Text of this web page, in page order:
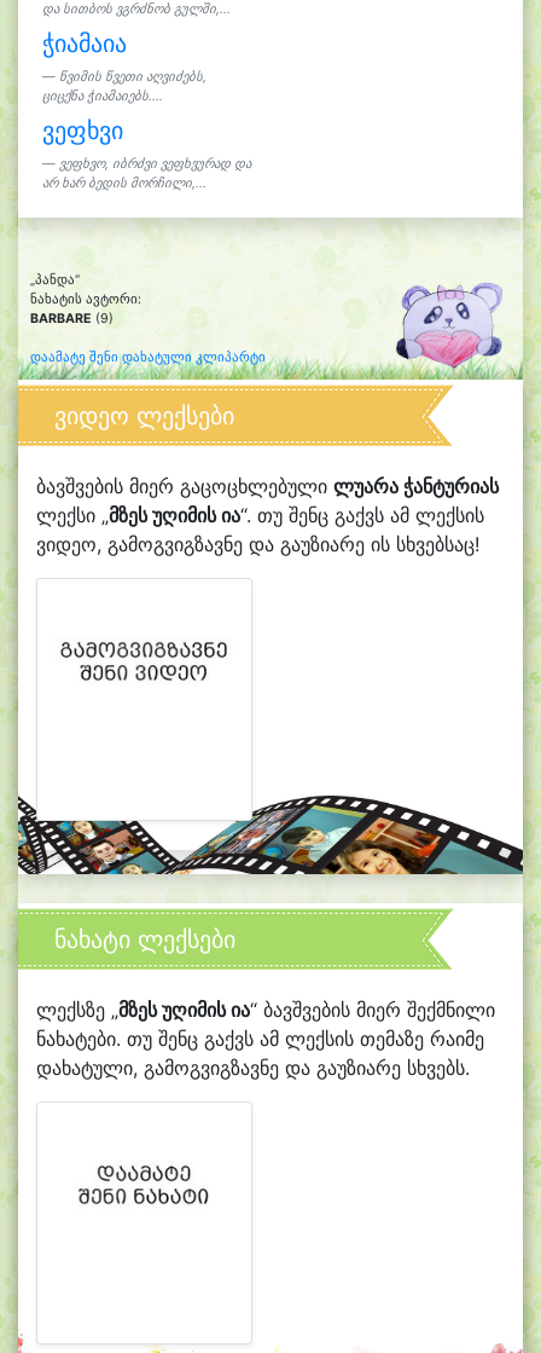
და სითბოს ვგრძნობ გულში,...
ჭიამაია
წვიმის წვეთი აღვიძებს,
ციცქნა ჭიამაიებს....
ვეფხვი
ვეფხვო, იბრძვი ვეფხვურად და
არ ხარ ბედის მორჩილი,...
„პანდა“
ნახატის ავტორი:
BARBARE (9)
დაამატე შენი დახატული კლიპარტი
ვიდეო ლექსები
ბავშვების მიერ გაცოცხლებული ლუარა ჭანტურიას
ლექსი „მზეს უღიმის ია“. თუ შენც გაქვს ამ ლექსის
ვიდეო, გამოგვიგზავნე და გაუზიარე ის სხვებსაც!
ნახატი ლექსები
ლექსზე „მზეს უღიმის ია“ ბავშვების მიერ შექმნილი
ნახატები. თუ შენც გაქვს ამ ლექსის თემაზე რაიმე
დახატული, გამოგვიგზავნე და გაუზიარე სხვებს.